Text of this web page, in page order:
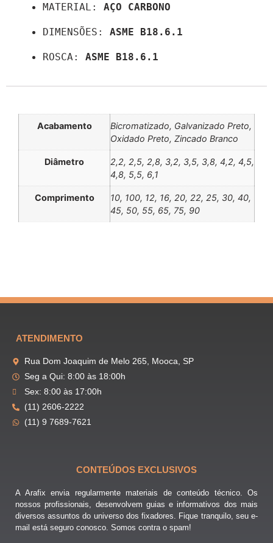
MATERIAL: AÇO CARBONO
DIMENSÕES: ASME B18.6.1
ROSCA: ASME B18.6.1
Acabamento
Bicromatizado, Galvanizado Preto,
Oxidado Preto, Zincado Branco
Diâmetro
2,2, 2,5, 2,8, 3,2, 3,5, 3,8, 4,2, 4,5,
4,8, 5,5, 6,1
Comprimento
10, 100, 12, 16, 20, 22, 25, 30, 40,
45, 50, 55, 65, 75, 90
ATENDIMENTO
Rua Dom Joaquim de Melo 265, Mooca, SP
Seg a Qui: 8:00 às 18:00h
Sex: 8:00 às 17:00h
(11) 2606-2222
(11) 9 7689-7621
CONTEÚDOS EXCLUSIVOS
A Arafix envia regularmente materiais de conteúdo técnico. Os
nossos profissionais, desenvolvem guias e informativos dos mais
diversos assuntos do universo dos fixadores. Fique tranquilo, seu e-
mail está seguro conosco. Somos contra o spam!